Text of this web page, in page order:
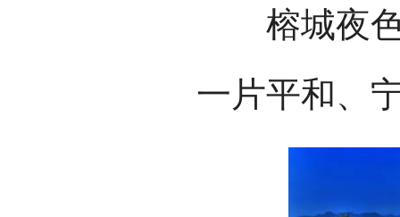
榕城夜色
一片平和、